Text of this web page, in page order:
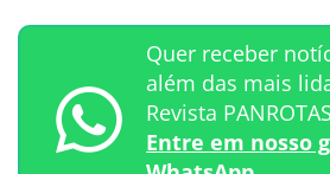
Quer receber
além das mais
Revista
Entre em nosso